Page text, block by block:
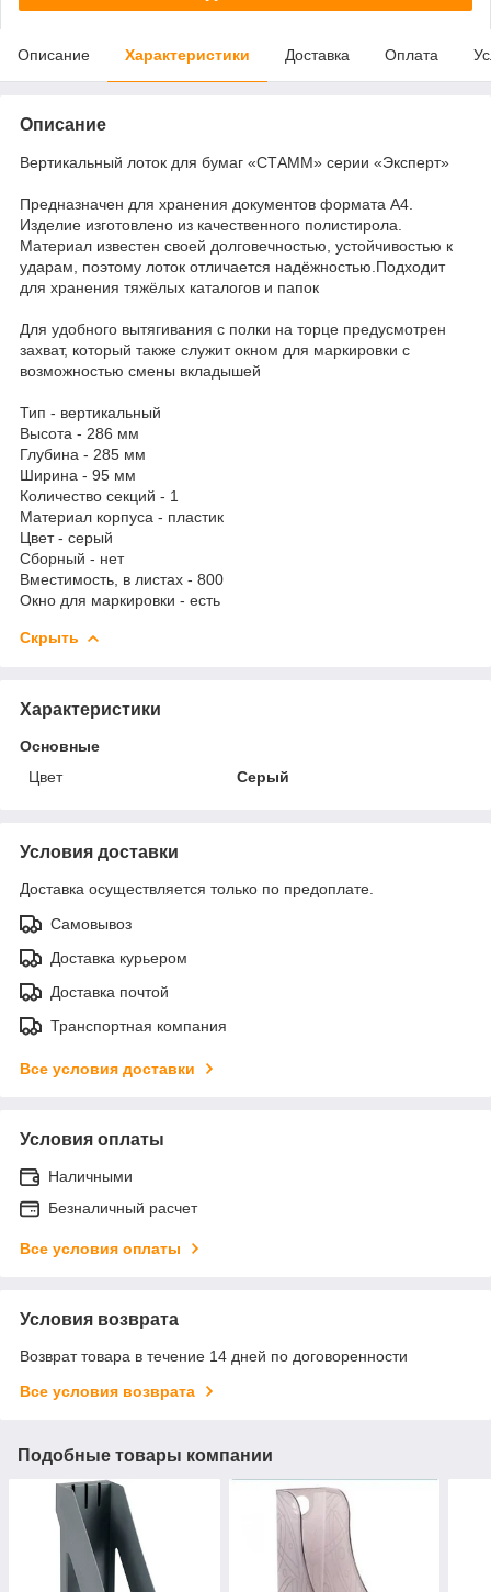
Описание Характеристики Доставка Оплата
Описание
Вертикальный лоток для бумаг «СТАММ» серии «Эксперт»
Предназначен для хранения документов формата А4.
Изделие изготовлено из качественного полистирола.
Материал известен своей долговечностью, устойчивостью к
ударам, поэтому лоток отличается надёжностью.Подходит
для хранения тяжёлых каталогов и папок
Для удобного вытягивания с полки на торце предусмотрен
захват, который также служит окном для маркировки с
возможностью смены вкладышей
Тип - вертикальный
Высота - 286 мм
Глубина - 285 мм
Ширина - 95 мм
Количество секций - 1
Материал корпуса - пластик
Цвет - серый
Сборный - нет
Вместимость, в листах - 800
Окно для маркировки - есть
Скрыть
Характеристики
Основные
Цвет
Серый
Условия доставки
Доставка осуществляется только по предоплате.
Самовывоз
Доставка курьером
Доставка почтой
Транспортная компания
Все условия доставки
Условия оплаты
Наличными
Безналичный расчет
Все условия оплаты
Условия возврата
Возврат товара в течение 14 дней по договоренности
Все условия возврата
Подобные товары компании